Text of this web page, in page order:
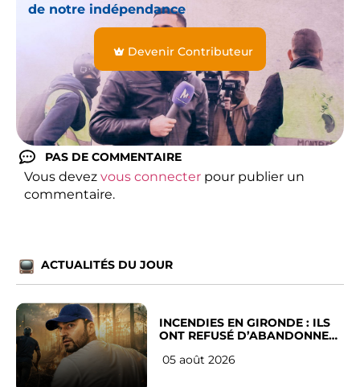
de notre indépendance
Devenir Contributeur
PAS DE COMMENTAIRE
Vous devez vous connecter pour publier un
commentaire.
ACTUALITÉS DU JOUR
INCENDIES EN GIRONDE : ILS
ONT REFUSÉ D’ABANDONNER
05 août 2026